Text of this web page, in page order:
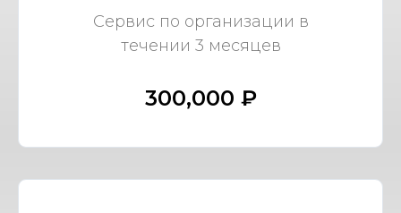
Сервис по организации в
течении 3 месяцев
300,000 ₽